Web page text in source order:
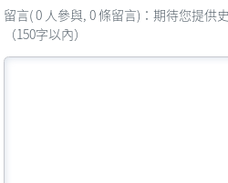
留言( 0 人參與, 0 條留言)：期待您提供
（150字以內）